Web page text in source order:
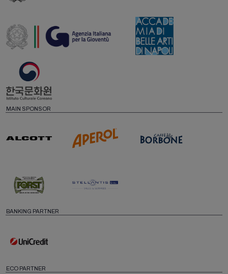
MAIN SPONSOR
BANKING PARTNER
ECO PARTNER